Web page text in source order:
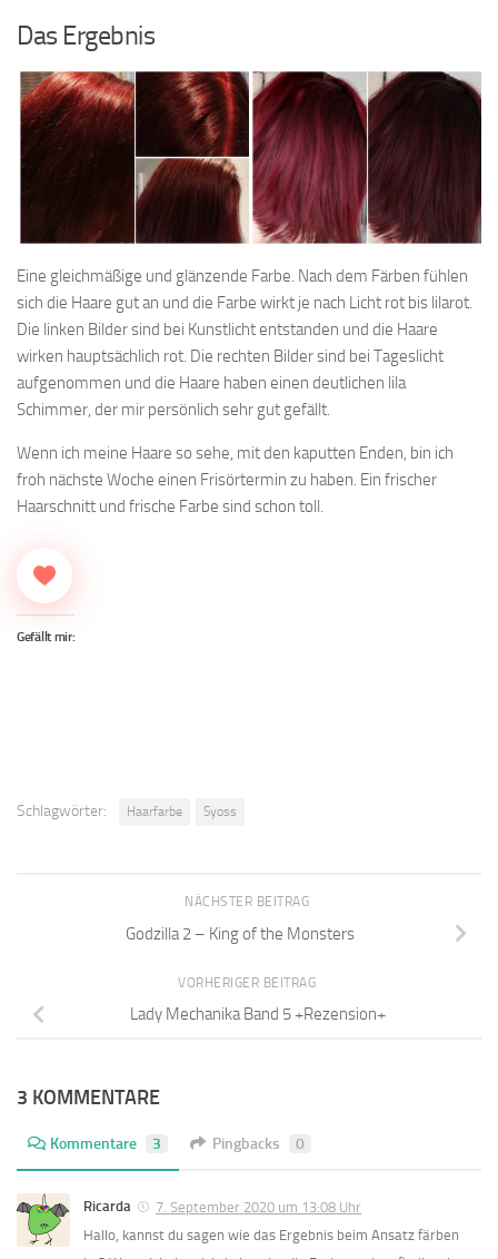
Das Ergebnis
Eine gleichmäßige und glänzende Farbe. Nach dem Färben fühlen
sich die Haare gut an und die Farbe wirkt je nach Licht rot bis lilarot.
Die linken Bilder sind bei Kunstlicht entstanden und die Haare
wirken hauptsächlich rot. Die rechten Bilder sind bei Tageslicht
aufgenommen und die Haare haben einen deutlichen lila
Schimmer, der mir persönlich sehr gut gefällt.
Wenn ich meine Haare so sehe, mit den kaputten Enden, bin ich
froh nächste Woche einen Frisörtermin zu haben. Ein frischer
Haarschnitt und frische Farbe sind schon toll.
Gefällt mir:
Schlagwörter: Haarfarbe Syoss
NÄCHSTER BEITRAG
Godzilla 2 – King of the Monsters
VORHERIGER BEITRAG
Lady Mechanika Band 5 +Rezension+
3 KOMMENTARE
Kommentare 3 Pingbacks 0
Ricarda
7. September 2020 um 13:08 Uhr
Hallo, kannst du sagen wie das Ergebnis beim Ansatz färben